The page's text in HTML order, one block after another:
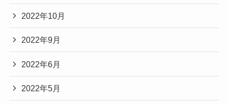
2022年10月
2022年9月
2022年6月
2022年5月